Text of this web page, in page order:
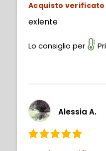
Acquisto verificato
exlente
Lo consiglio per
Alessia A.